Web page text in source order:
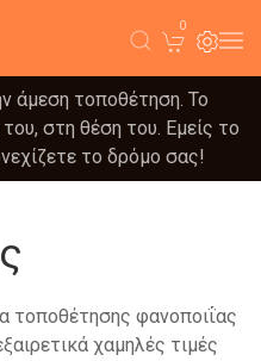
0
άμεση τοποθέτηση. Το
στη θέση του. Εμείς το
το δρόμο σας!
τοποθέτησης φανοποιΐας
χαμηλές τιμές